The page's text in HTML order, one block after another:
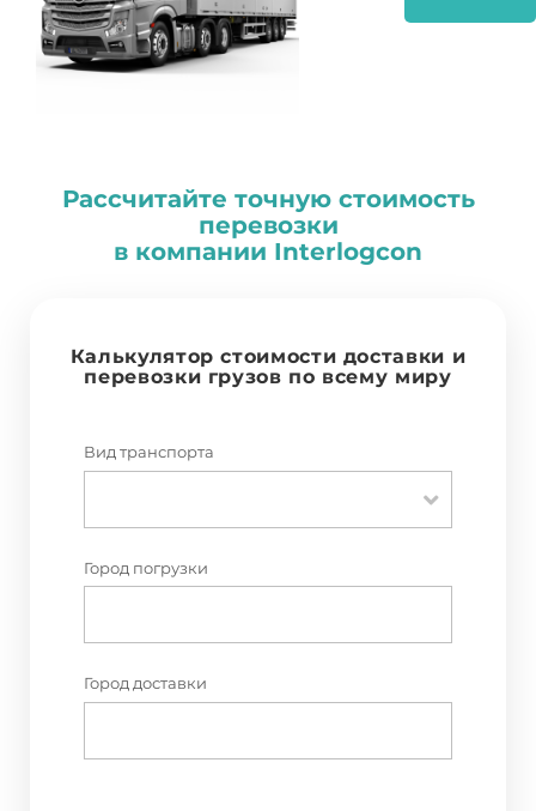
Рассчитайте точную стоимость
перевозки
в компании Interlogcon
Калькулятор стоимости доставки и
перевозки грузов по всему миру
Вид транспорта
Город погрузки
Город доставки